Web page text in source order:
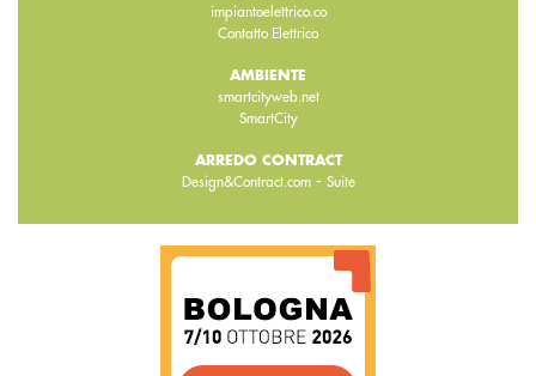
impiantoelettrico.co
Contatto Elettrico
AMBIENTE
smartcityweb.net
SmartCity
ARREDO CONTRACT
Design&Contract.com- Suite